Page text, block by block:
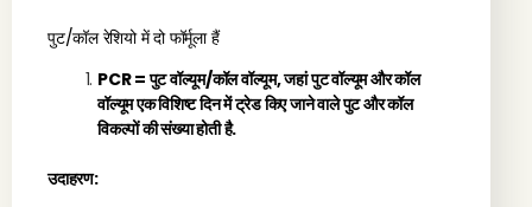
पुट/कॉल रेशियो में दो फॉर्मूला हैं
PCR = पुट वॉल्यूम/कॉल वॉल्यूम, जहां पुट वॉल्यूम और कॉल
वॉल्यूम एक विशिष्ट दिन में ट्रेड किए जाने वाले पुट और कॉल
विकल्पों की संख्या होती है.
उदाहरण: